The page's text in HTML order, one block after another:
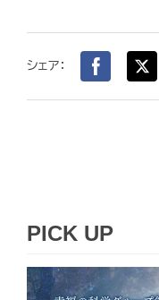
シェア：
PICK UP